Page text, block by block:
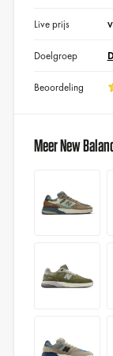
Live prijs
Doelgroep
Beoordeling
Meer New